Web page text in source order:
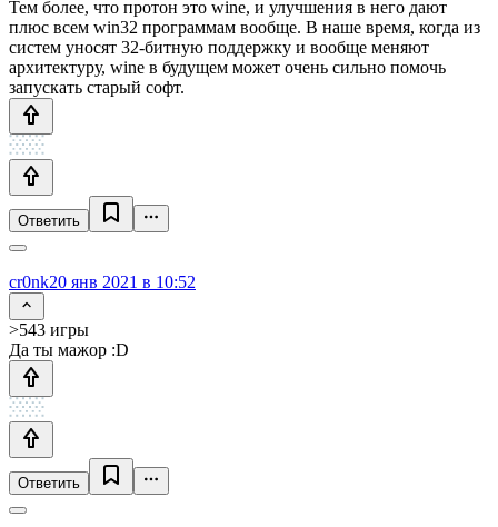
Тем более, что протон это wine, и улучшения в него дают
плюс всем win32 программам вообще. В наше время, когда из
систем уносят 32-битную поддержку и вообще меняют
архитектуру, wine в будущем может очень сильно помочь
запускать старый софт.
Ответить
cr0nk20 янв 2021 в 10:52
>543 игры
Да ты мажор :D
Ответить